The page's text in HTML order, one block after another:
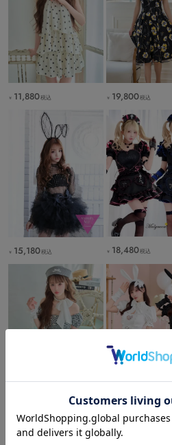
￥ 11,880税込 ￥ 19,800税込
￥ 15,180税込 ￥ 18,480税込
￥ 17,380税込